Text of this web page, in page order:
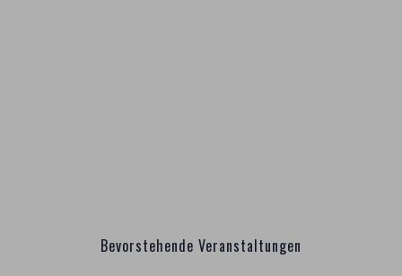
Bevorstehende Veranstaltungen